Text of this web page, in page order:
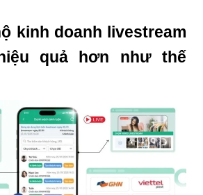
kinh doanh livestream
quả hơn như thế